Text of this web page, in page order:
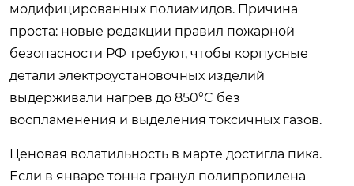
модифицированных полиамидов. Причина
проста: новые редакции правил пожарной
безопасности РФ требуют, чтобы корпусные
детали электроустановочных изделий
выдерживали нагрев до 850°C без
воспламенения и выделения токсичных газов.
Ценовая волатильность в марте достигла пика.
Если в январе тонна гранул полипропилена